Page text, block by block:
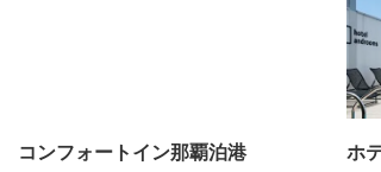
コンフォートイン那覇泊港 ホ